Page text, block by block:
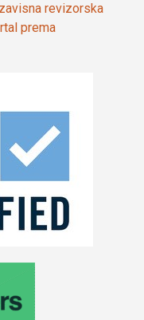
revizorska
prema